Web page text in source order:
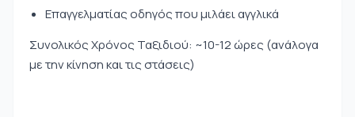
Επαγγελματίας οδηγός που μιλάει αγγλικά
Συνολικός Χρόνος Ταξιδιού: ~10-12 ώρες (ανάλογα
με την κίνηση και τις στάσεις)